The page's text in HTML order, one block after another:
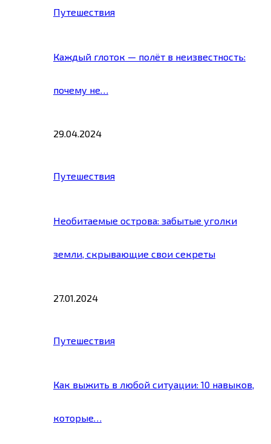
Путешествия
Каждый глоток — полёт в неизвестность:
почему не…
29.04.2024
Путешествия
Необитаемые острова: забытые уголки
земли, скрывающие свои секреты
27.01.2024
Путешествия
Как выжить в любой ситуации: 10 навыков,
которые…